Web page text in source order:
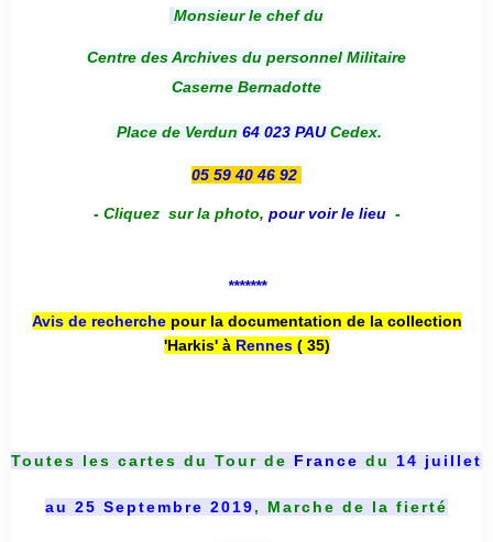
Monsieur le chef du
Centre des Archives du personnel Militaire
Caserne Bernadotte
Place de Verdun 64 023 PAUCedex.
05 59 40 46 92
- Cliquez sur la photo, pour voir le lieu -
*******
Avis de recherche pour la documentation de la collection
'Harkis' à Rennes( 35)
Toutes les cartes du Tour de France du 14 juillet
au 25 Septembre 2019, Marche de la fierté